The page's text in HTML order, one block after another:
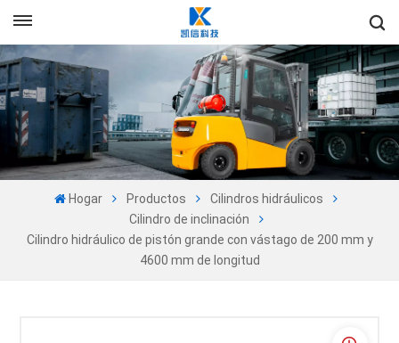
+86-13605525527
en
ru
pt
Hogar Productos
Cilindros hidráulicos
Cilindro de inclinación
Cilindro hidráulico de pistón grande con vástago de 200 mm y
4600 mm de longitud